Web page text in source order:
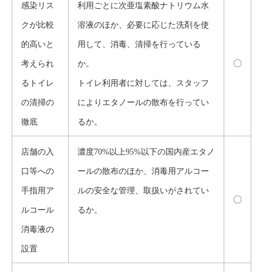
感染リス
クが比較
的高いと
考えられ
るトイレ
の清掃の
徹底
利用ごとに次亜塩素酸ナトリウム水
溶液のほか、必要に応じた洗剤を使
用して、消毒、清掃を行っている
か。
トイレ利用者に対しては、スタッフ
によりエタノールの散布を行ってい
るか。
〇
店舗の入
口等への
手指用ア
ルコール
消毒液の
設置
濃度70%以上95%以下の国内産エタノ
ールの散布のほか、消毒用アルコー
ルの安全な管理、取扱いがされてい
るか。
〇